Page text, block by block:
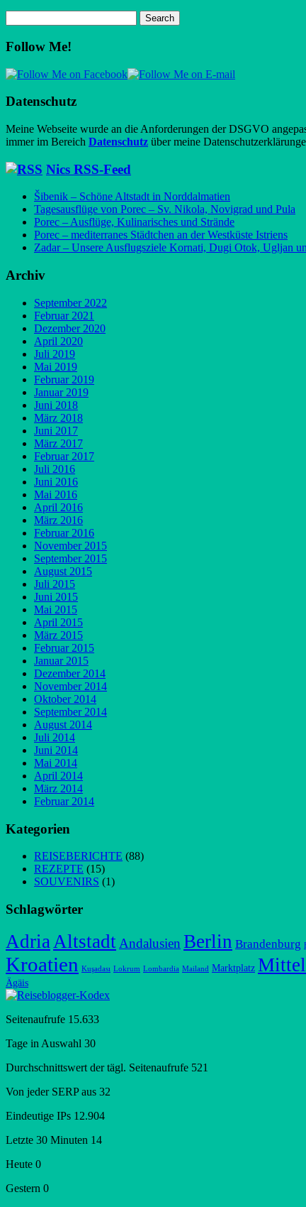
Follow Me!
Datenschutz
Meine Webseite wurde an die Anforderungen der DSGVO
immer im Bereich Datenschutz über meine
Nics RSS-Feed
Šibenik – Schöne Altstadt in Norddalmatien
Tagesausflüge von Porec – Sv. Nikola, Novigrad und Pula
Porec – Ausflüge, Kulinarisches und Strände
Porec – mediterranes Städtchen an der Westküste Istriens
Zadar – Unsere Ausflugsziele Kornati, Dugi Otok, Ugljan
Archiv
September 2022
Februar 2021
Dezember 2020
April 2020
Juli 2019
Mai 2019
Februar 2019
Januar 2019
Juni 2018
März 2018
Juni 2017
März 2017
Februar 2017
Juli 2016
Juni 2016
Mai 2016
April 2016
März 2016
Februar 2016
November 2015
September 2015
August 2015
Juli 2015
Juni 2015
Mai 2015
April 2015
März 2015
Februar 2015
Januar 2015
Dezember 2014
November 2014
Oktober 2014
September 2014
August 2014
Juli 2014
Juni 2014
Mai 2014
April 2014
März 2014
Februar 2014
Kategorien
REISEBERICHTE (88)
REZEPTE (15)
SOUVENIRS (1)
Schlagwörter
Adria Altstadt Andalusien Berlin Brandenburg
Kroatien Kuşadası Lokrum Lombardia Mailand Marktplatz
Ägäis
Seitenaufrufe 15.633
Tage in Auswahl 30
Durchschnittswert der tägl. Seitenaufrufe 521
Von jeder SERP aus 32
Eindeutige IPs 12.904
Letzte 30 Minuten 14
Heute 0
Gestern 0